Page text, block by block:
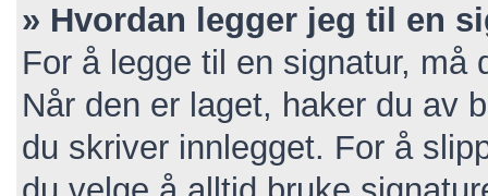
» Hvordan legger jeg til en
For å legge til en signatur,
Når den er laget, haker du av
du skriver innlegget. For å